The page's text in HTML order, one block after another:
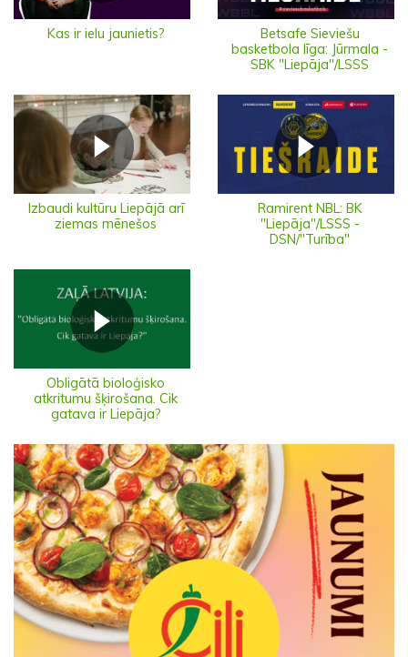
Kas ir ielu jaunietis?
Betsafe Sieviešu
basketbola līga: Jūrmala -
SBK "Liepāja"/LSSS
Izbaudi kultūru Liepājā arī
ziemas mēnešos
Ramirent NBL: BK
"Liepāja"/LSSS -
DSN/"Turība"
Obligātā bioloģisko
atkritumu šķirošana. Cik
gatava ir Liepāja?